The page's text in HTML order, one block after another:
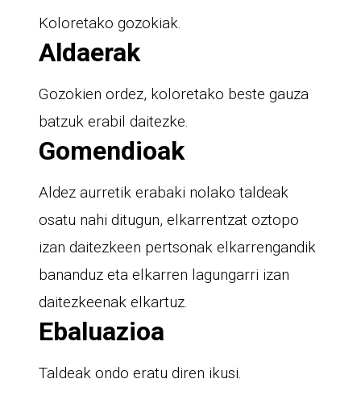
Koloretako gozokiak.
Aldaerak
Gozokien ordez, koloretako beste gauza
batzuk erabil daitezke.
Gomendioak
Aldez aurretik erabaki nolako taldeak
osatu nahi ditugun, elkarrentzat oztopo
izan daitezkeen pertsonak elkarrengandik
bananduz eta elkarren lagungarri izan
daitezkeenak elkartuz.
Ebaluazioa
Taldeak ondo eratu diren ikusi.